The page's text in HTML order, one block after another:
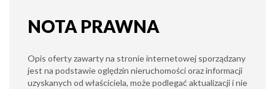
NOTA PRAWNA
Opis oferty zawarty na stronie internetowej sporządzany
jest na podstawie oględzin nieruchomości oraz informacji
uzyskanych od właściciela, może podlegać aktualizacji i nie